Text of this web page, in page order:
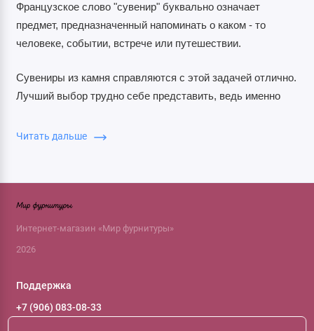
Французское слово "сувенир" буквально означает
предмет, предназначенный напоминать о каком - то
человеке, событии, встрече или путешествии.
Сувениры из камня справляются с этой задачей отлично.
Лучший выбор трудно себе представить, ведь именно
любыми другими подарками на память:
• они не банальные – презент покажет ваше особенное
• в природе нет полностью одинаковых камней, поэтому
индивидуальным;
Читать дальше
Интернет-магазин «Мир фурнитуры»
2026
Поддержка
+7 (906) 083-08-33